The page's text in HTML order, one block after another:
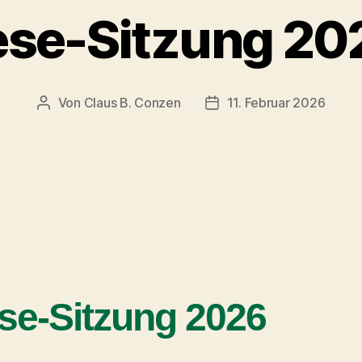
Sitzung
Von Claus B. Conzen 11. Februar 2026
Sitzung 2026